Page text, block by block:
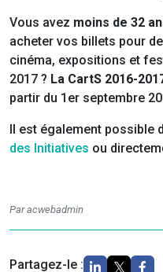
Vous avez moins de 32
acheter vos billets pour
cinéma, expositions et
2017 ? La CartS 2016-
partir du 1er septembre
Il est également possible
des Initiatives ou
Par acwebadmin
Partagez-le :